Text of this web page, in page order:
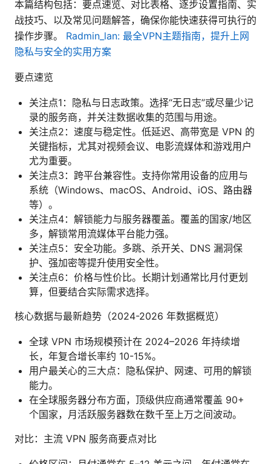
本篇结构包括：要点速览、对比表格、逐步设置指南、实
战技巧、以及常见问题解答，确保你能快速获得可执行的
操作步骤。 Radmin_lan: 最全VPN主题指南，提升上网
隐私与安全的实用方案
要点速览
关注点1：隐私与日志政策。选择“无日志”或尽量少记
录的服务商，并关注数据收集的范围与用途。
关注点2：速度与稳定性。低延迟、高带宽是 VPN 的
关键指标，尤其对视频会议、电影流媒体和游戏用户
尤为重要。
关注点3：跨平台兼容性。支持你常用设备的应用与
系统（Windows、macOS、Android、iOS、路由器
等）。
关注点4：解锁能力与服务器覆盖。覆盖的国家/地区
多，解锁常用流媒体平台能力强。
关注点5：安全功能。多跳、杀开关、DNS 漏洞保
护、强加密等提升使用安全性。
关注点6：价格与性价比。长期计划通常比月付更划
算，但要结合实际需求选择。
核心数据与最新趋势（2024-2026 年数据概览）
全球 VPN 市场规模预计在 2024–2026 年持续增
长，年复合增长率约 10-15%。
用户最关心的三大点：隐私保护、网速、可用的解锁
能力。
在全球服务器分布方面，顶级供应商通常覆盖 90+
个国家，月活跃服务器数在数千至上万之间波动。
对比：主流 VPN 服务商要点对比